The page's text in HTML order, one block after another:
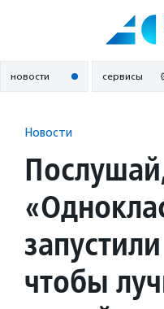
новости сервисы
Новости
чтобы